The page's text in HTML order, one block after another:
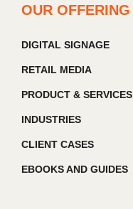
OUR OFFERING
DIGITAL SIGNAGE
RETAIL MEDIA
PRODUCT & SERVICES
INDUSTRIES
CLIENT CASES
EBOOKS AND GUIDES